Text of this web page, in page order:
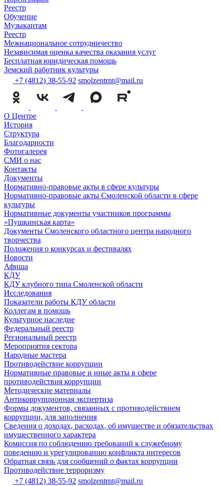
Реестр
Обучение
Музыкантам
Реестр
Межнациональное сотрудничество
Независимая оценка качества оказания услуг
Бесплатная юридическая помощь
Земский работник культуры
+7 (4812) 38-55-92 smolzentrnt@mail.ru
О Центре
История
Структура
Благодарности
Фотогалерея
СМИ о нас
Контакты
Документы
Нормативно-правовые акты в сфере культуры
Нормативно-правовые акты Смоленской области в сфере
культуры
Нормативные документы участников программы
«Пушкинская карта»
Документы Смоленского областного центра народного
творчества
Положения о конкурсах и фестивалях
Новости
Афиша
КДУ
КДУ клубного типа Смоленской области
Исследования
Показатели работы КДУ области
Коллегам в помощь
Культурное наследие
Федеральный реестр
Региональный реестр
Мероприятия сектора
Народные мастера
Противодействие коррупции
Нормативные правовые и иные акты в сфере
противодействия коррупции
Методические материалы
Антикоррупционная экспертиза
Формы документов, связанных с противодействием
коррупции, для заполнения
Сведения о доходах, расходах, об имуществе и обязательствах
имущественного характера
Комиссия по соблюдению требований к служебному
поведению и урегулированию конфликта интересов
Обратная связь для сообщений о фактах коррупции
Противодействие терроризму
+7 (4812) 38-55-92 smolzentrnt@mail.ru